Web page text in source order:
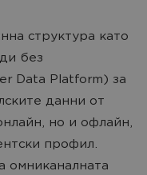
структура като
без
Data Platform) за
данни от
но и офлайн,
профил.
омниканалната